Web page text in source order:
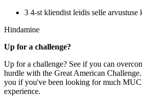
3 4-st kliendist leidis selle arvustuse
Hindamine
Up for a challenge?
Up for a challenge? See if you can
hurdle with the Great American
you if you've been looking for much
experience.